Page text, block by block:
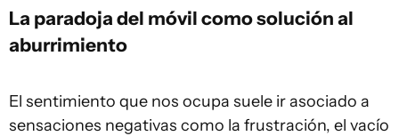
La paradoja del móvil como solución al
aburrimiento
El sentimiento que nos ocupa suele ir asociado a
sensaciones negativas como la frustración, el vacío